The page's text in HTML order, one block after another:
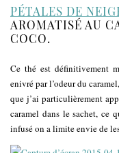
PÉTALES DE
AROMATISÉ AU
COCO.
Ce thé est définitivement
enivré par l’odeur du
que j’ai particulièrement
caramel dans le sachet, ce
infusé on a limite envie de